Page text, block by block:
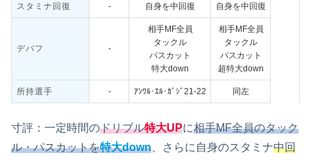
スタミナ回復 ‐ 自身を中回復 自身を中回復
デバフ ‐
相手MF全員
タックル
パスカット
特大down
相手MF全員
タックル
パスカット
超特大down
所持選手 ‐ ｱﾝﾜﾙ･ｴﾙ･ｶﾞｼﾞ21-22 同左
寸評：一定時間のドリブル特大UPに相手MF全員のタック
ル・パスカットを特大down 、さらに自身のスタミナ中回